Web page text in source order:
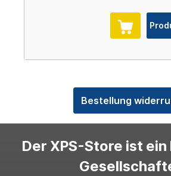
Bestellung
Der XPS-Store ist